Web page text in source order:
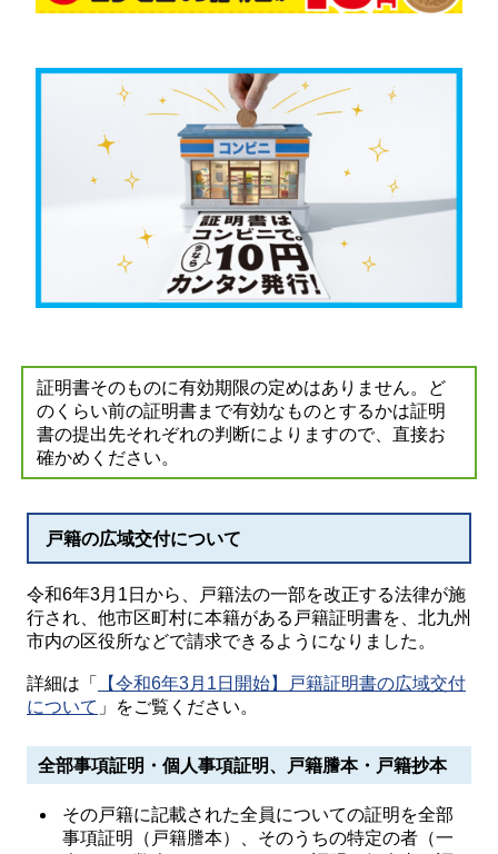
証明書そのものに有効期限の定めはありません。ど
のくらい前の証明書まで有効なものとするかは証明
書の提出先それぞれの判断によりますので、直接お
確かめください。
戸籍の広域交付について
令和6年3月1日から、戸籍法の一部を改正する法律が施
行され、他市区町村に本籍がある戸籍証明書を、北九州
市内の区役所などで請求できるようになりました。
詳細は「
【令和6年3月1日開始】戸籍証明書の広域交付
について 」をご覧ください。
全部事項証明・個人事項証明、戸籍謄本・戸籍抄本
その戸籍に記載された全員についての証明を全部
事項証明（戸籍謄本）、そのうちの特定の者（一